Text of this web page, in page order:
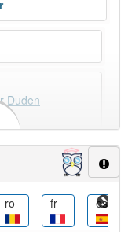
Duden
×
immer
ro fr es